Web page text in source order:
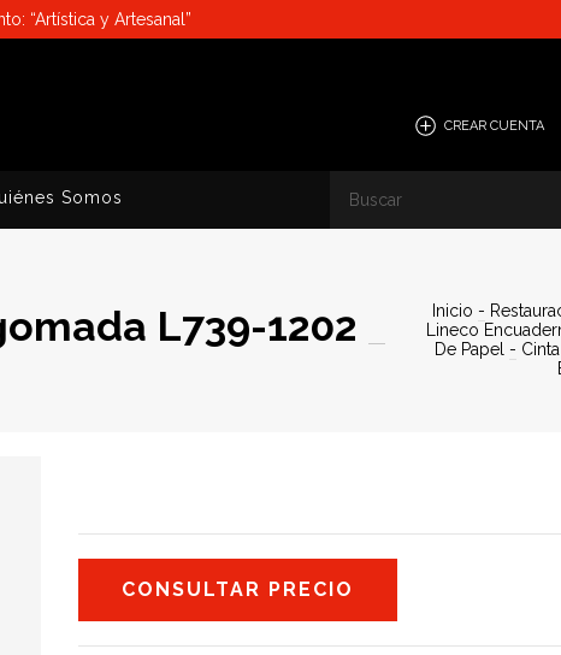
“Artística y Artesanal”
CREAR CUENTA
Somos
L739-1202 Inicio -
Lineco
De Papel -